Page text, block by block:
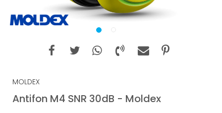
1
MOLDEX
Antifon M4 SNR 30dB - Moldex